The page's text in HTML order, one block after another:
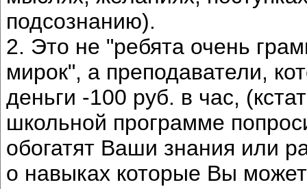
подсознанию).
2. Это не "ребята очень
мирок", а преподаватели,
деньги -100 руб. в час,
школьной программе
обогатят Ваши знания или
о навыках которые Вы